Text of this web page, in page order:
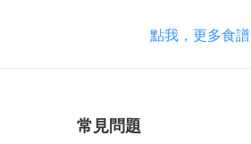
點我，更多食譜
常見問題